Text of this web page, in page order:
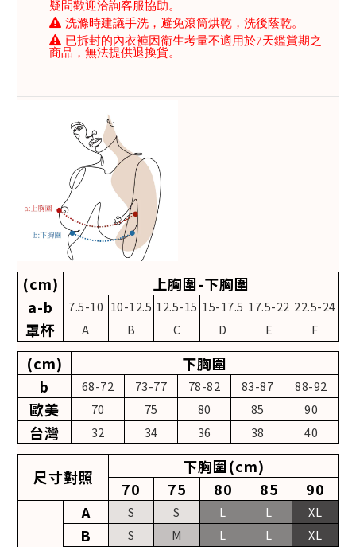
疑問歡迎洽詢客服協助。
洗滌時建議手洗，避免滾筒烘乾，洗後蔭乾。
已拆封的內衣褲因衛生考量不適用於7天鑑賞期之
商品，無法提供退換貨。
(cm)
上胸圍-下胸圍
a-b
7.5-10 10-12.5 12.5-15 15-17.5 17.5-22 22.5-24
罩杯 A B C D E F
(cm)
下胸圍
b
68-72 73-77 78-82 83-87 88-92
歐美 70 75 80 85 90
台灣 32 34 36 38 40
尺寸對照
下胸圍(cm)
70
75 80 85 90
A S S L L XL
B S M L L XL